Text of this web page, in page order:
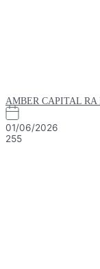
AMBER CAPITAL
01/06/2026
255